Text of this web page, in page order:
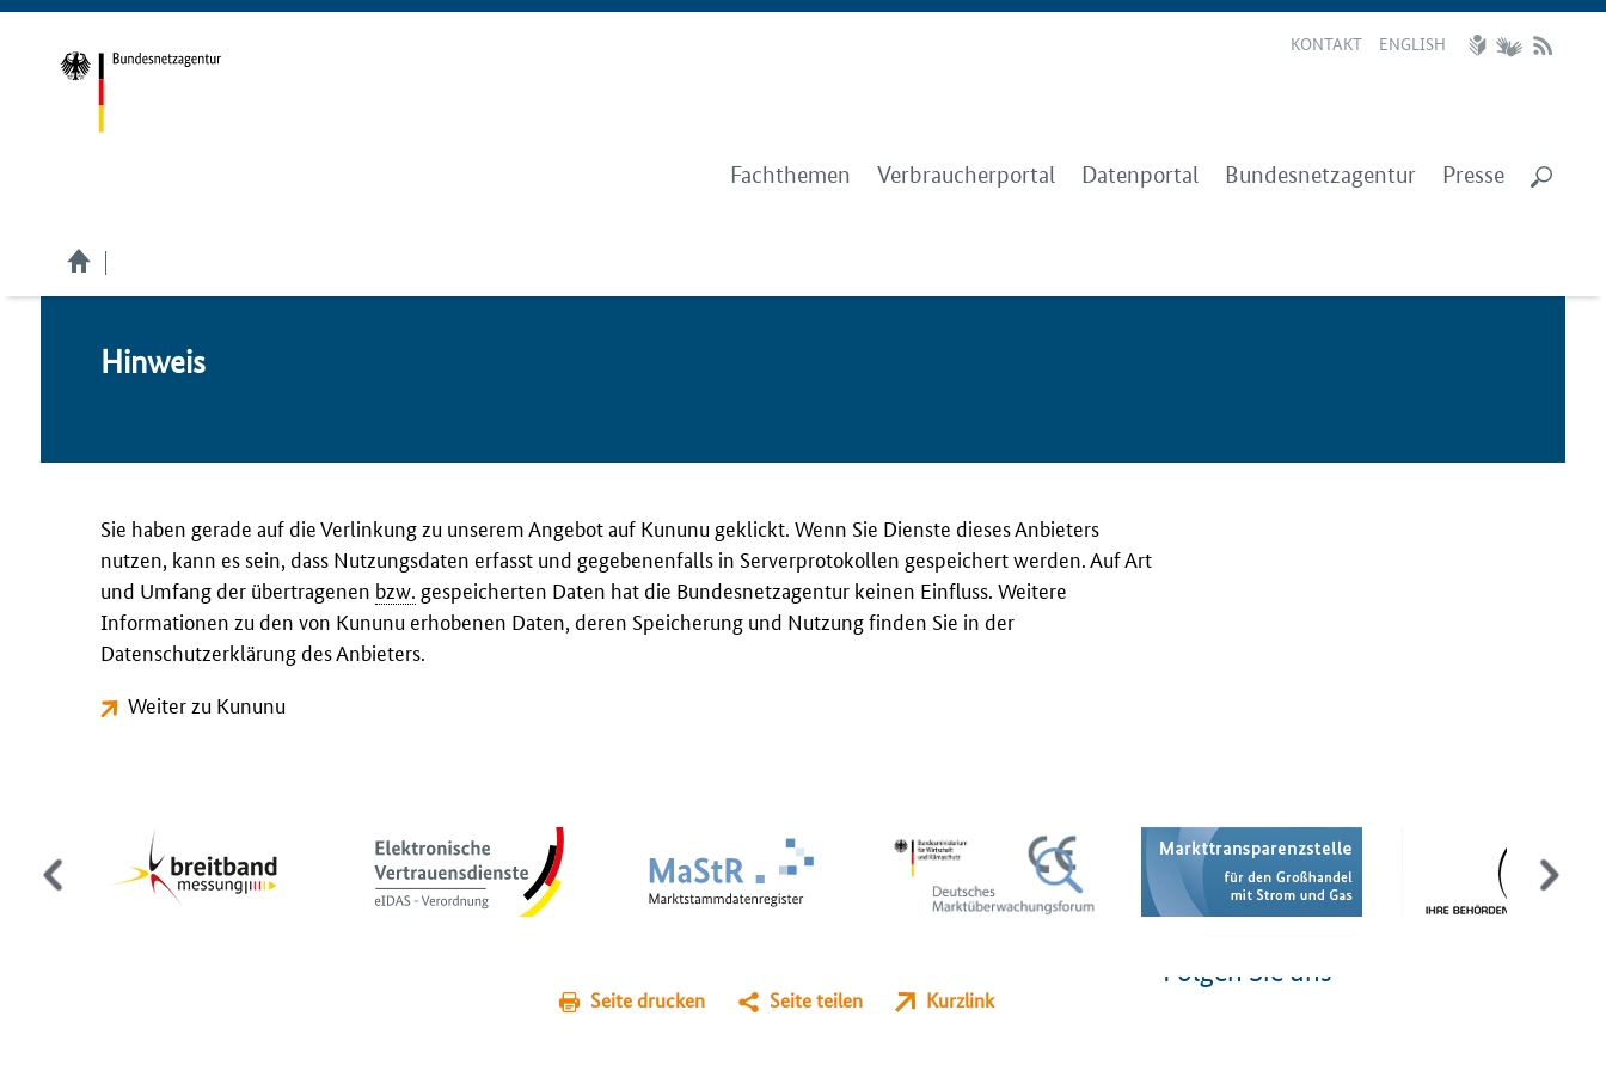
KONTAKT ENGLISH
Fachthemen Verbraucherportal Datenportal Bundesnetzagentur Presse
Hin­weis
Sie haben gerade auf die Verlinkung zu unserem Angebot auf Kununu geklickt. Wenn Sie Dienste dieses Anbieters
nutzen, kann es sein, dass Nutzungsdaten erfasst und gegebenenfalls in Serverprotokollen gespeichert werden. Auf Art
und Umfang der übertragenen bzw. gespeicherten Daten hat die Bundesnetzagentur keinen Einfluss. Weitere
Informationen zu den von Kununu erhobenen Daten, deren Speicherung und Nutzung finden Sie in der
Datenschutzerklärung des Anbieters.
Weiter zu Kununu
Seite drucken Seite teilen Kurzlink
Folgen Sie uns